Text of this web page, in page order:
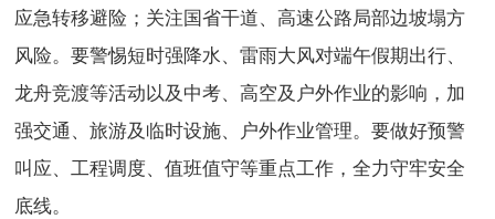
应急转移避险；关注国省干道、高速公路局部边坡塌方
风险。要警惕短时强降水、雷雨大风对端午假期出行、
龙舟竞渡等活动以及中考、高空及户外作业的影响，加
强交通、旅游及临时设施、户外作业管理。要做好预警
叫应、工程调度、值班值守等重点工作，全力守牢安全
底线。